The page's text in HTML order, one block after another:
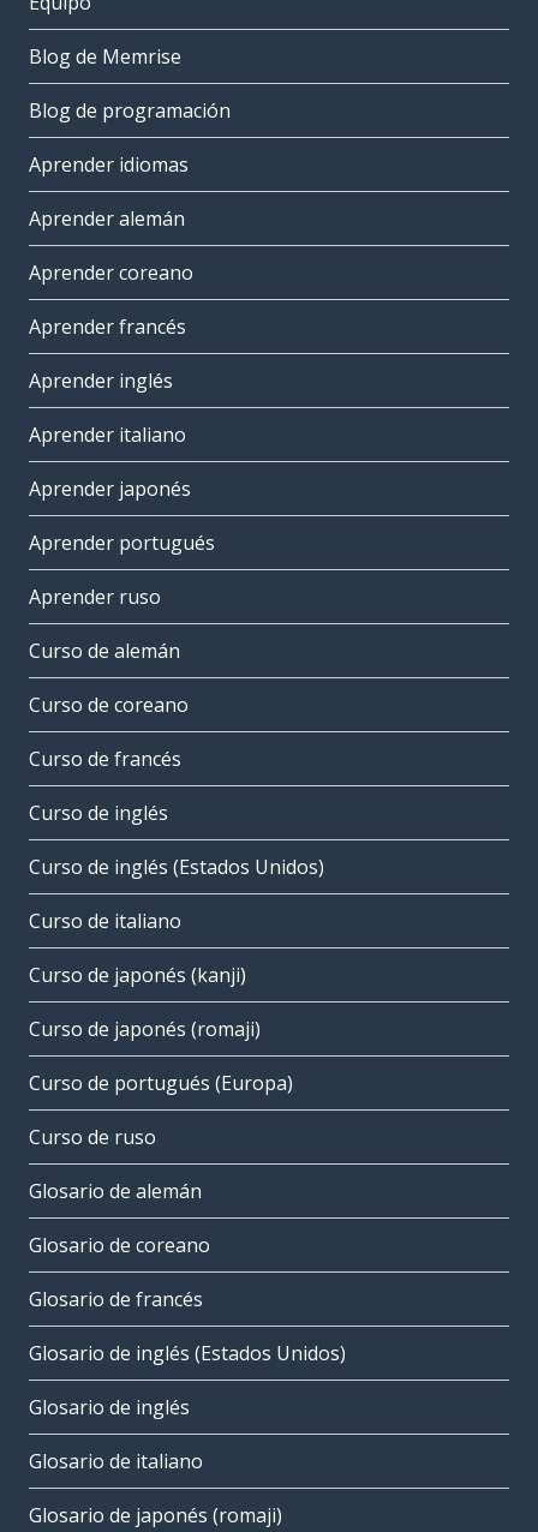
Blog de Memrise
Blog de programación
Aprender idiomas
Aprender alemán
Aprender coreano
Aprender francés
Aprender inglés
Aprender italiano
Aprender japonés
Aprender portugués
Aprender ruso
Curso de alemán
Curso de coreano
Curso de francés
Curso de inglés
Curso de inglés (Estados Unidos)
Curso de italiano
Curso de japonés (kanji)
Curso de japonés (romaji)
Curso de portugués (Europa)
Curso de ruso
Glosario de alemán
Glosario de coreano
Glosario de francés
Glosario de inglés (Estados Unidos)
Glosario de inglés
Glosario de italiano
Glosario de japonés (romaji)